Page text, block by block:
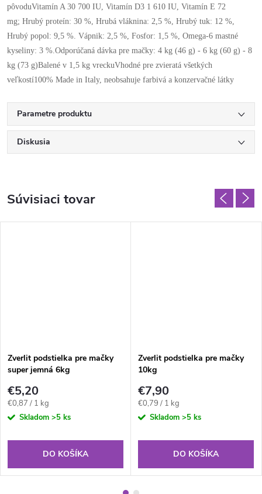
pôvoduVitamín A 30 700 IU, Vitamín D3 1 610 IU, Vitamín E 72
mg; Hrubý proteín: 30 %, Hrubá vláknina: 2,5 %, Hrubý tuk: 12 %,
Hrubý popol: 9,5 %. Vápnik: 2,5 %, Fosfor: 1,5 %, Omega-6 mastné
kyseliny: 3 %.Odporúčaná dávka pre mačky: 4 kg (46 g) - 6 kg (60 g) - 8
kg (73 g)Balené v 1,5 kg vreckuVhodné pre zvieratá všetkých
veľkostí100% Made in Italy, neobsahuje farbivá a konzervačné látky
Parametre produktu
Diskusia
Súvisiaci tovar
Zverlit podstielka pre mačky
super jemná 6kg
€5,20
Jednotková
cena:
€0,87 / 1 kg
Skladom >5 ks
DO KOŠÍKA
Zverlit podstielka pre mačky
10kg
€7,90
Jednotková
cena:
€0,79 / 1 kg
Skladom >5 ks
DO KOŠÍKA